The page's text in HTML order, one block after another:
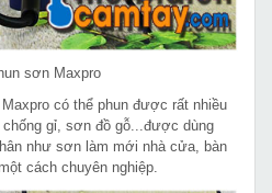
sơn Maxpro
có thể phun được rất nhiều
gỉ, sơn đồ gỗ...được dùng
như sơn làm mới nhà cửa, bàn
cách chuyên nghiệp.